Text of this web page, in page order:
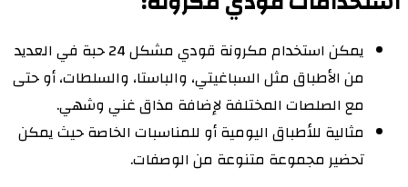
يمكن استخدام مكرونة قودي مشكل 24 حبة في العديد
من الأطباق مثل السباغيتي، والباستا، والسلطات، أو حتى
مع الصلصات المختلفة لإضافة مذاق غني وشهي.
مثالية للأطباق اليومية أو للمناسبات الخاصة حيث يمكن
تحضير مجموعة متنوعة من الوصفات.